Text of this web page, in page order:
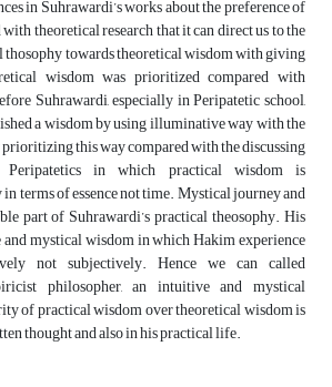
in Suhrawardi’s works about the preference of
theoretical research that it can direct us to the
towards theoretical wisdom with giving
wisdom was prioritized compared with
Suhrawardi, especially in Peripatetic school,
a wisdom by using illuminative way with the
this way compared with the discussing
in which practical wisdom is
terms of essence not time. Mystical journey and
part of Suhrawardi’s practical theosophy. His
mystical wisdom in which Hakim experience
not subjectively. Hence we can called
philosopher, an intuitive and mystical
of practical wisdom over theoretical wisdom is
thought and also in his practical life.